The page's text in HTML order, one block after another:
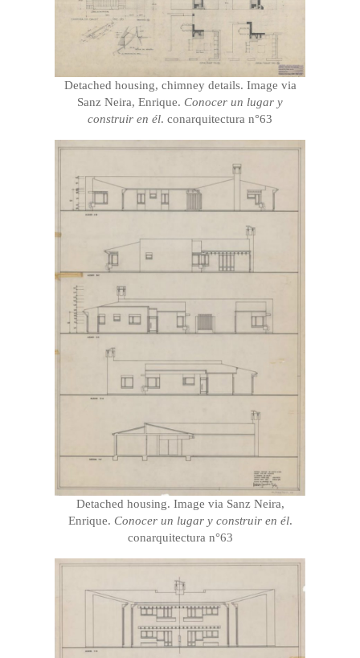
Detached housing, chimney details. Image via
Sanz Neira, Enrique. Conocer un lugar y
construir en él. conarquitectura n°63
Detached housing. Image via Sanz Neira,
Enrique. Conocer un lugar y construir en él.
conarquitectura n°63